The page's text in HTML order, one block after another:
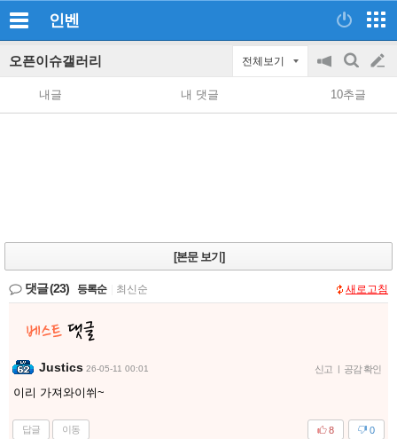
인벤
오픈이슈갤러리 전체보기
공
지
on/off
검
색
글
쓰
내글 내 댓글 10추글
[본문 보기]
댓글(23) 등록순 최신순 새로고침
Justics 26-05-11 00:01 신고 | 공감 확인
이리 가져와이쒸~
답글 이동 0
8